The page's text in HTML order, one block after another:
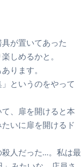
が置いてあった
しめるかと。
ります。
というのをやって
、扉を開けると本
いに扉を開けるド
人だった…。私は最